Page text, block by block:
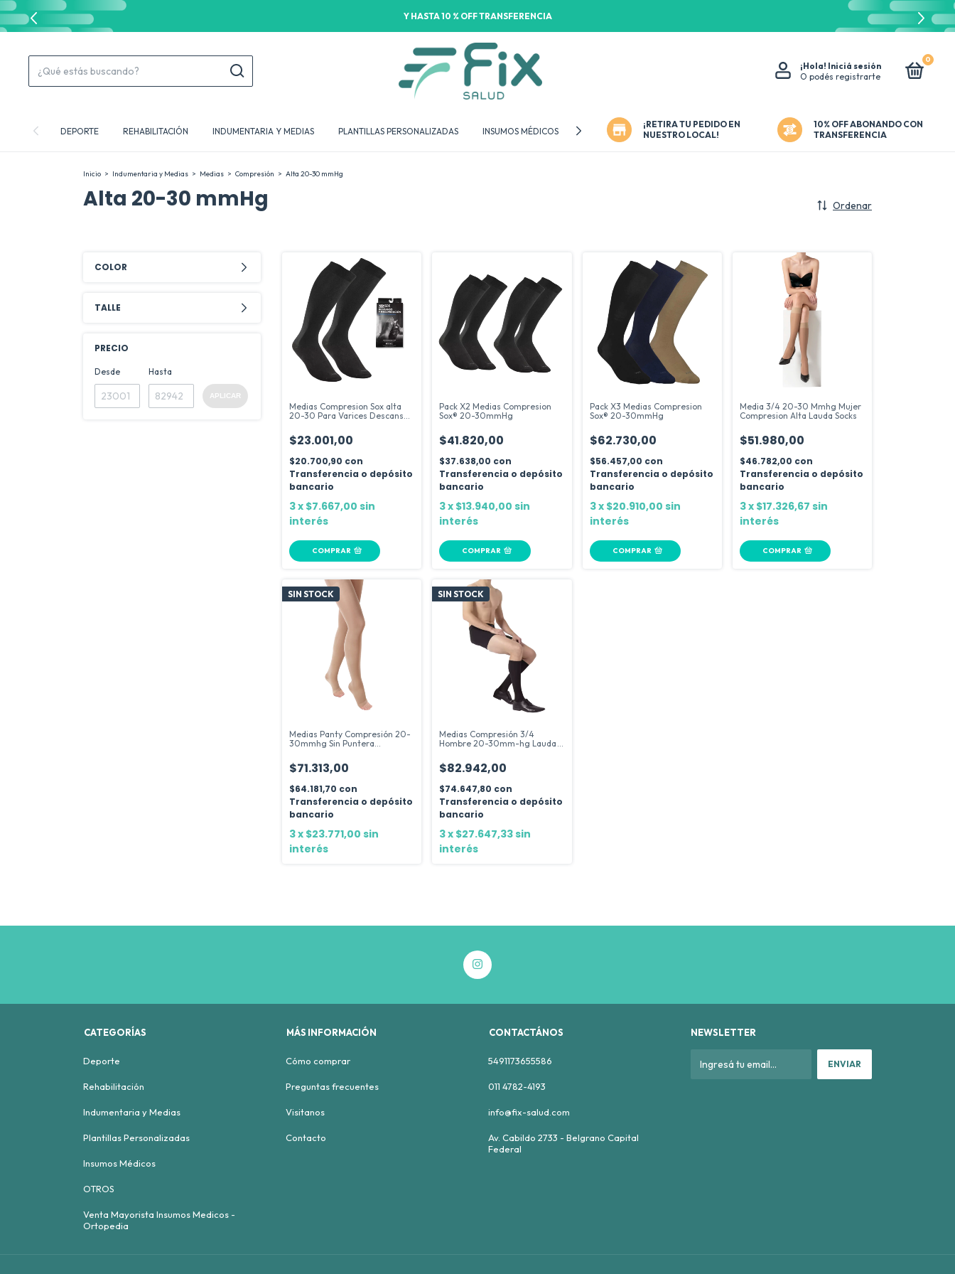
Y HASTA 10 % OFF TRANSFERENCIA
¡Hola! Iniciá sesión
O podés registrarte
0
DEPORTE REHABILITACIÓN INDUMENTARIA Y MEDIAS PLANTILLAS PERSONALIZADAS INSUMOS MÉDICOS OTROS VENTA MAYORISTA INSUMOS MEDICOS - ORTOPEDIA
¡RETIRA TU PEDIDO EN
NUESTRO LOCAL!
10% OFF ABONANDO CON
TRANSFERENCIA
Inicio > Indumentaria y Medias > Medias > Compresión > Alta 20-30 mmHg
Alta 20-30 mmHg Ordenar
COLOR
TALLE
PRECIO
Desde Hasta
APLICAR
Medias Compresion Sox alta
20-30 Para Varices Descanso
$23.001,00
$20.700,90 con
Transferencia o depósito
bancario
3x $7.667,00 sin
interés
COMPRAR
Pack X2 Medias Compresion
Sox® 20-30mmHg
$41.820,00
$37.638,00 con
Transferencia o depósito
bancario
3x $13.940,00 sin
interés
COMPRAR
Pack X3 Medias Compresion
Sox® 20-30mmHg
$62.730,00
$56.457,00 con
Transferencia o depósito
bancario
3x $20.910,00 sin
interés
COMPRAR
Media 3/4 20-30 Mmhg Mujer
Compresion Alta Lauda Socks
$51.980,00
$46.782,00 con
Transferencia o depósito
bancario
3x $17.326,67 sin
interés
COMPRAR
SIN STOCK
Medias Panty Compresión 20-
30mmhg Sin Puntera
$71.313,00
$64.181,70 con
Transferencia o depósito
bancario
3x $23.771,00 sin
interés
SIN STOCK
Medias Compresión 3/4
Hombre 20-30mm-hg Lauda
$82.942,00
$74.647,80 con
Transferencia o depósito
bancario
3x $27.647,33sin
interés
CATEGORÍAS
Deporte
Rehabilitación
Indumentaria y Medias
Plantillas Personalizadas
Insumos Médicos
OTROS
Venta Mayorista Insumos Medicos -
Ortopedia
MÁS INFORMACIÓN
Cómo comprar
Preguntas frecuentes
Visitanos
Contacto
CONTACTÁNOS
5491173655586
011 4782-4193
info@fix-salud.com
Av. Cabildo 2733 - Belgrano Capital
Federal
NEWSLETTER